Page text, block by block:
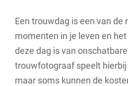
Een trouwdag is een van de
momenten in je leven en
deze dag is van
trouwfotograaf speelt hierbij
maar soms kunnen de